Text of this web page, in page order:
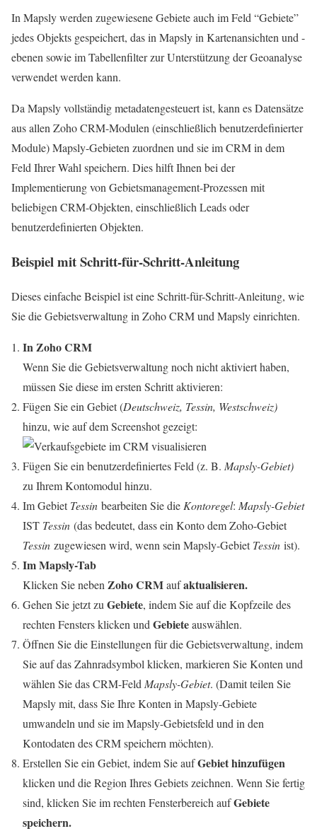
In Mapsly werden zugewiesene Gebiete auch im Feld “Gebiete”
jedesObjekts gespeichert, das in Mapsly in Kartenansichten und -
ebenen sowie im Tabellenfilter zur Unterstützung der Geoanalyse
verwendet werden kann.
Da Mapsly vollständig metadatengesteuert ist, kann es Datensätze
aus allen Zoho CRM-Modulen (einschließlich benutzerdefinierter
Module) Mapsly-Gebieten zuordnen und sie im CRM in dem
Feld Ihrer Wahl speichern. Dies hilft Ihnen bei der
Implementierung von Gebietsmanagement-Prozessen mit
beliebigen CRM-Objekten, einschließlich Leads oder
benutzerdefinierten Objekten.
Beispiel mit Schritt-für-Schritt-Anleitung
Dieses einfache Beispiel ist eine Schritt-für-Schritt-Anleitung, wie
Sie die Gebietsverwaltung in Zoho CRM und Mapsly einrichten.
In Zoho CRM
Wenn SiedieGebietsverwaltung noch nicht aktiviert haben,
müssen Sie diese im ersten Schritt aktivieren:
Fügen Sie ein Gebiet (Deutschweiz, Tessin, Westschweiz)
hinzu, wie auf dem Screenshot gezeigt:
Fügen Sie ein benutzerdefiniertes Feld (z. B. Mapsly-Gebiet)
zu Ihrem Kontomodul hinzu.
Im GebietTessin bearbeiten Sie die Kontoregel: Mapsly-Gebiet
IST Tessin (das bedeutet, dass ein Konto dem Zoho-Gebiet
Tessin zugewiesen wird, wenn sein Mapsly-GebietTessin ist).
Im Mapsly-Tab
Klicken Sie neben Zoho CRMaufaktualisieren.
Gehen Sie jetzt zu Gebiete, indem Sie auf die Kopfzeiledes
rechten Fensters klicken und Gebieteauswählen.
Öffnen Sie die Einstellungen für die Gebietsverwaltung, indem
Sie auf das Zahnradsymbol klicken, markieren Sie Konten und
wählen Sie das CRM-Feld Mapsly-Gebiet. (Damit teilen Sie
Mapsly mit, dass Sie Ihre Konten in Mapsly-Gebiete
umwandeln und sie im Mapsly-Gebietsfeld und in den
Kontodaten desCRM speichern möchten).
Erstellen Sie ein Gebiet, indem Sie aufGebiet hinzufügen
klicken und die Region IhresGebiets zeichnen. Wenn Sie fertig
sind, klicken Sie im rechten Fensterbereich aufGebiete
speichern.